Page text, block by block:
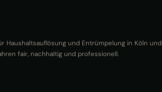
Haushaltsauflösung und Entrümpelung in Köln und
fair, nachhaltig und professionell.